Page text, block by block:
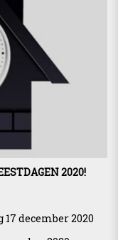
2020!
17 december 2020